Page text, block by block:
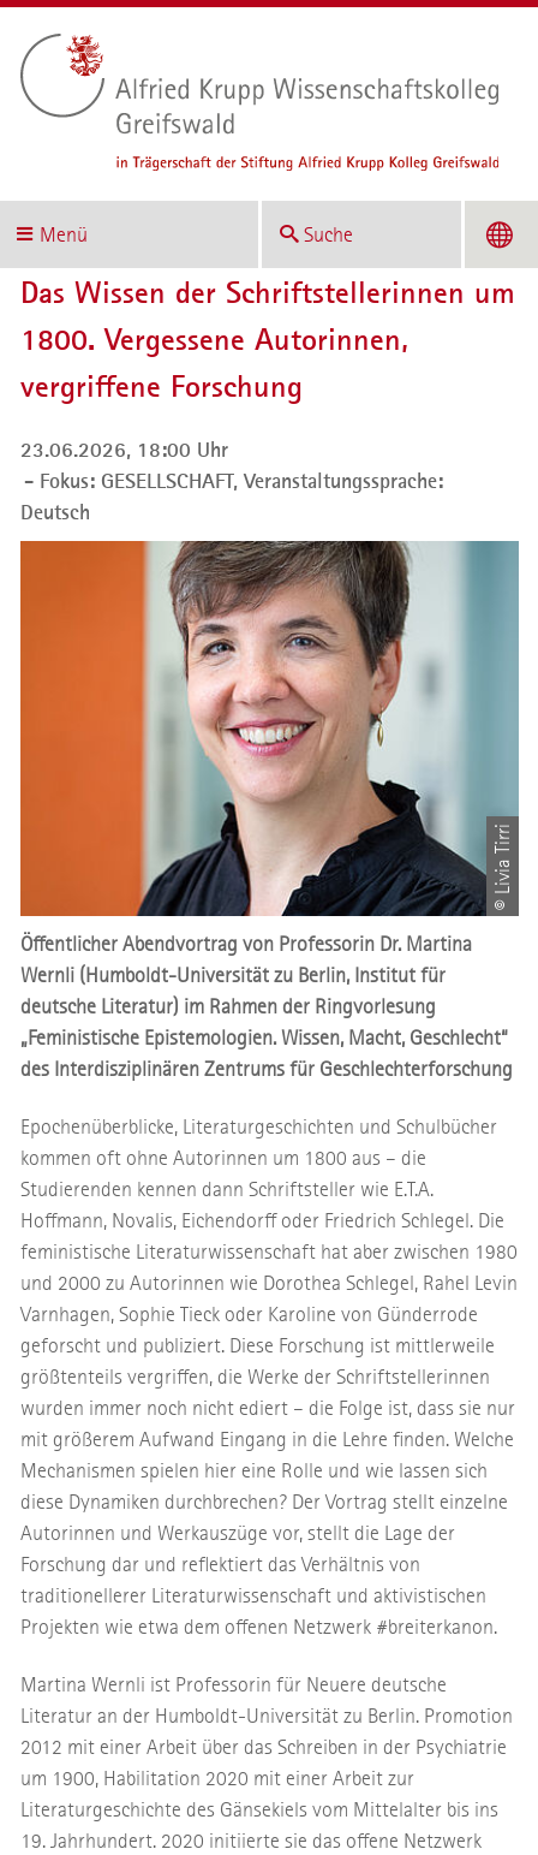
Menü Suche
Das Wissen der Schriftstellerinnen um
1800. Vergessene Autorinnen,
vergriffene Forschung
23.06.2026, 18:00 Uhr
Fokus: GESELLSCHAFT, Veranstaltungssprache:
Deutsch
© Livia Tirri
Öffentlicher Abendvortrag von Professorin Dr. Martina
Wernli (Humboldt-Universität zu Berlin, Institut für
deutsche Literatur) im Rahmen der Ringvorlesung
„Feministische Epistemologien. Wissen, Macht, Geschlecht“
des Interdisziplinären Zentrums für Geschlechterforschung
Epochenüberblicke, Literaturgeschichten und Schulbücher
kommen oft ohne Autorinnen um 1800 aus – die
Studierenden kennen dann Schriftsteller wie E.T.A.
Hoffmann, Novalis, Eichendorff oder Friedrich Schlegel. Die
feministische Literaturwissenschaft hat aber zwischen 1980
und 2000 zu Autorinnen wie Dorothea Schlegel, Rahel Levin
Varnhagen, Sophie Tieck oder Karoline von Günderrode
geforscht und publiziert. Diese Forschung ist mittlerweile
größtenteils vergriffen, die Werke der Schriftstellerinnen
wurden immer noch nicht ediert – die Folge ist, dass sie nur
mit größerem Aufwand Eingang in die Lehre finden. Welche
Mechanismen spielen hier eine Rolle und wie lassen sich
diese Dynamiken durchbrechen? Der Vortrag stellt einzelne
Autorinnen und Werkauszüge vor, stellt die Lage der
Forschung dar und reflektiert das Verhältnis von
traditionellerer Literaturwissenschaft und aktivistischen
Projekten wie etwa dem offenen Netzwerk #breiterkanon.
Martina Wernli ist Professorin für Neuere deutsche
Literatur an der Humboldt-Universität zu Berlin. Promotion
2012 mit einer Arbeit über das Schreiben in der Psychiatrie
um 1900, Habilitation 2020 mit einer Arbeit zur
Literaturgeschichte des Gänsekiels vom Mittelalter bis ins
19. Jahrhundert. 2020 initiierte sie das offene Netzwerk